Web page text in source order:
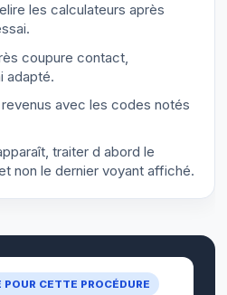
les calculateurs après
coupure contact,
adapté.
avec les codes notés
traiter d abord le
non le dernier voyant affiché.
CETTE PROCÉDURE